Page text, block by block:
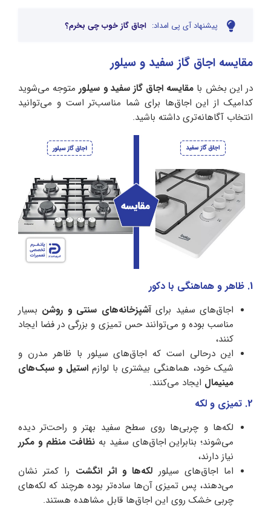
پیشنهاد آی پی امداد: اجاق گاز خوب چی بخرم؟
مقایسه اجاق گاز سفید و سیلور
در این بخش با مقایسه اجاق گاز سفید و سیلورمتوجه می‌شوید
کدامیک از این اجاق‌ها برای شما مناسب‌تر است و می‌توانید
انتخاب آگاهانه‌تری داشته باشید.
1. ظاهر و هماهنگی با دکور
اجاق‌های سفید برایآشپزخانه‌های سنتی و روشن بسیار
مناسب بوده و می‌توانند حس تمیزی و بزرگی در فضا ایجاد
کنند،
این درحالی است که اجاق‌های سیلور با ظاهر مدرن و
شیک خود، هماهنگی بیشتری با لوازم استیل و سبک‌های
مینیمال ایجاد می‌کنند.
2. تمیزی و لکه
لکه‌ها و چربی‌ها روی سطح سفید بهتر و راحت‌تر دیده
می‌شوند؛ بنابراین اجاق‌های سفید به نظافت منظم و مکرر
نیاز دارند،
اما اجاق‌های سیلور لکه‌ها و اثر انگشت را کمتر نشان
می‌دهند، پس تمیزی آن‌ها ساده‌تر بوده هرچند که لکه‌های
چربی‌ خشک روی این اجاق‌ها قابل مشاهده هستند.